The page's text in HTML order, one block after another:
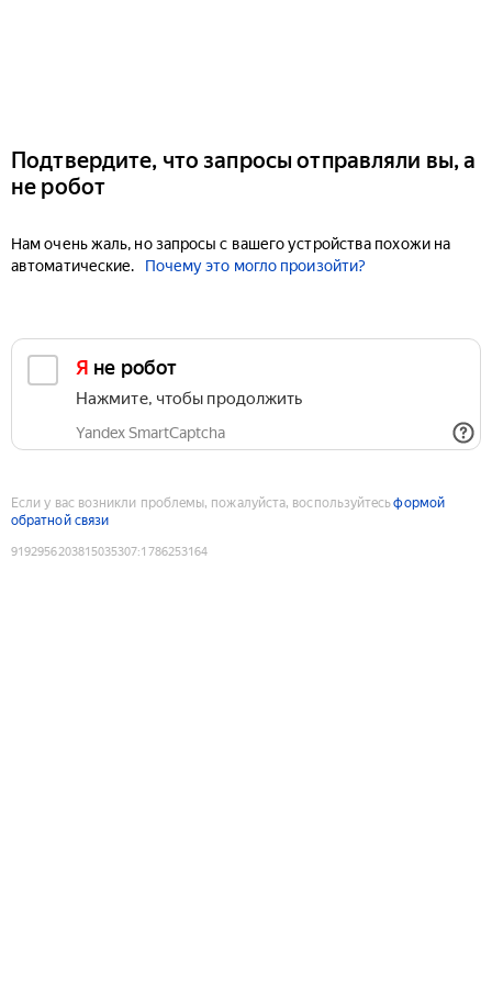
Подтвердите, что запросы отправляли вы, а
не робот
Нам очень жаль, но запросы с вашего устройства похожи на
автоматические.
Почему это могло произойти?
Я не робот
Нажмите, чтобы продолжить
Yandex SmartCaptcha
Если у вас возникли проблемы, пожалуйста, воспользуйтесьформой
обратной связи
9192956203815035307:1786253164